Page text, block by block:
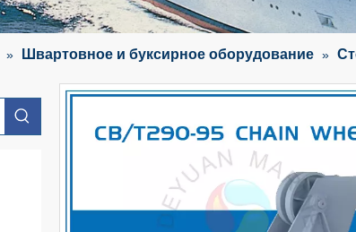
» Швартовное и буксирное оборудование »